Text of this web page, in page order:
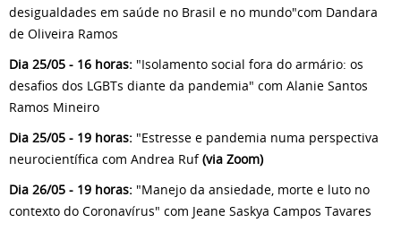
desigualdades em saúde no Brasil e no mundo"com Dandara
de Oliveira Ramos
Dia 25/05 - 16 horas: "Isolamento social fora do armário: os
desafios dos LGBTs diante da pandemia" com Alanie Santos
Ramos Mineiro
Dia 25/05 - 19 horas: "Estresse e pandemia numa perspectiva
neurocientífica com Andrea Ruf(via Zoom)
Dia 26/05 - 19 horas: "Manejo da ansiedade, morte e luto no
contexto do Coronavírus" com Jeane Saskya Campos Tavares